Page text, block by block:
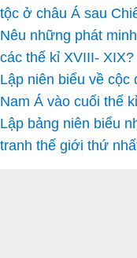
tộc ở châu Á sau
Nêu những phát
các thế kỉ XVIII- XIX?
Lập niên biểu về cộc
Nam Á vào cuối thế
Lập bảng niên biểu
tranh thế giới thứ